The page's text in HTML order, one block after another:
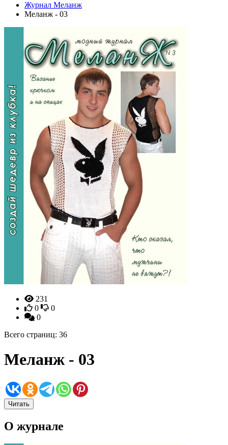
Журнал Меланж
Меланж - 03
231
0
0
0
Всего страниц: 36
Меланж - 03
Читать
О журнале